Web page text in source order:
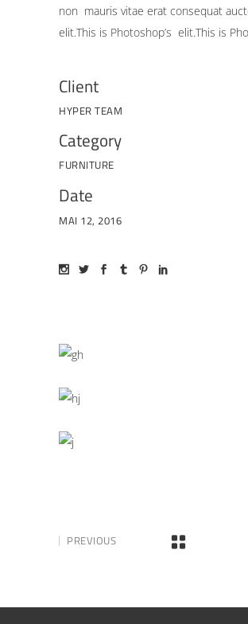
non mauris vitae erat consequat
elit.This is Photoshop’s elit.This is
Client
HYPER TEAM
Category
FURNITURE
Date
MAI 12, 2016
PREVIOUS